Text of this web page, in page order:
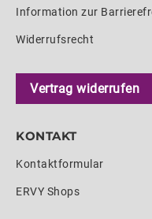
Information zur
Widerrufsrecht
Vertrag widerrufen
KONTAKT
Kontaktformular
ERVY Shops